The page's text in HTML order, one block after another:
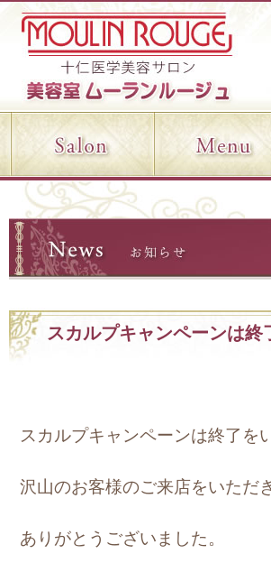
スカルプキャンペーンは終
スカルプキャンペーンは終了を
沢山のお客様のご来店をいただ
ありがとうございました。